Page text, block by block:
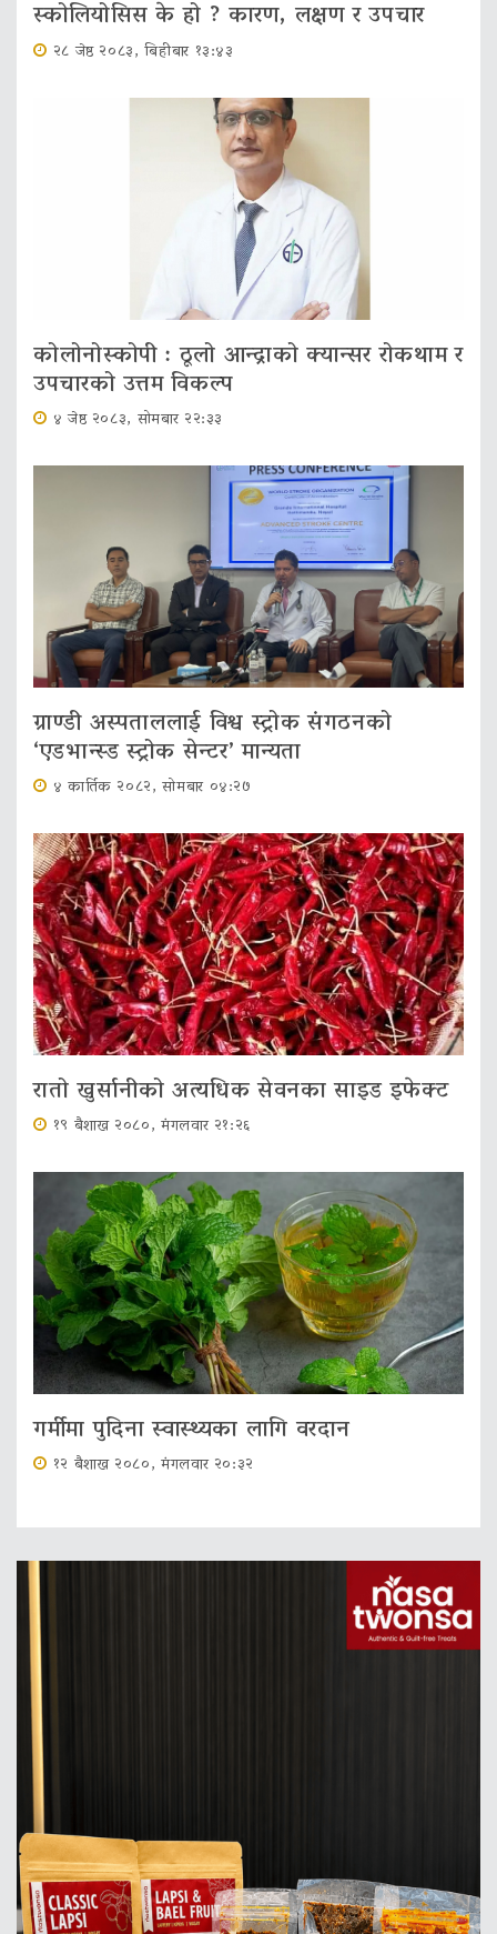
स्कोलियोसिस के हो ? कारण, लक्षण र उपचार
२८ जेष्ठ २०८३, बिहीबार १३:४३
कोलोनोस्कोपी : ठूलो आन्द्राको क्यान्सर रोकथाम र
उपचारको उत्तम विकल्प
४ जेष्ठ २०८३, सोमबार २२:३३
ग्राण्डी अस्पताललाई विश्व स्ट्रोक संगठनको
‘एडभान्स्ड स्ट्रोक सेन्टर’ मान्यता
४ कार्तिक २०८२, सोमबार ०४:२७
रातो खुर्सानीको अत्यधिक सेवनका साइड इफेक्ट
१९ बैशाख २०८०, मंगलवार २१:२६
गर्मीमा पुदिना स्वास्थ्यका लागि वरदान
१२ बैशाख २०८०, मंगलवार २०:३२